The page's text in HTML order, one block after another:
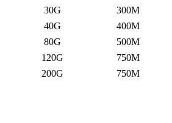
30G 300M
40G 400M
80G 500M
120G 750M
200G 750M